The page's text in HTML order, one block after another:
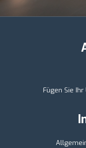
Fügen Sie